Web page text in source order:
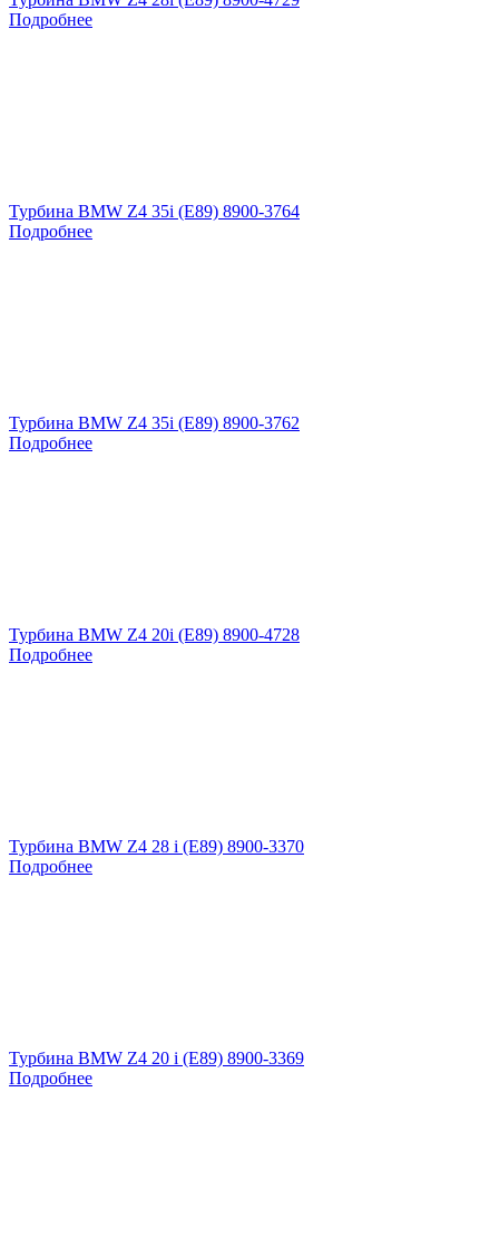
Подробнее
Турбина BMW Z4 35i (E89) 8900-3764
Подробнее
Турбина BMW Z4 35i (E89) 8900-3762
Подробнее
Турбина BMW Z4 20i (E89) 8900-4728
Подробнее
Турбина BMW Z4 28 i (E89) 8900-3370
Подробнее
Турбина BMW Z4 20 i (E89) 8900-3369
Подробнее